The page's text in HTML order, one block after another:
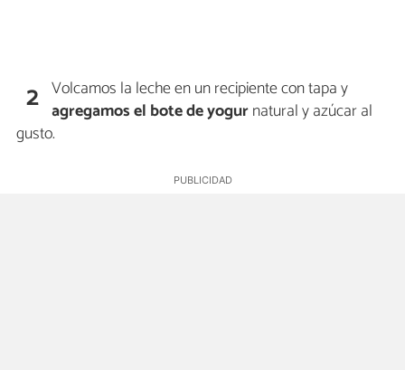
2 Volcamos la leche en un recipiente con tapa y
agregamos el bote de yogurnatural y azúcar al
gusto.